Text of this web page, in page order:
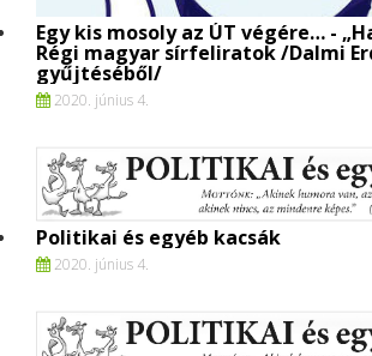
Egy kis mosoly az ÚT végére… -
Régi magyar sírfeliratok /Dalmi
gyűjtéséből/
2020. június 4.
Politikai és egyéb kacsák
2020. június 4.